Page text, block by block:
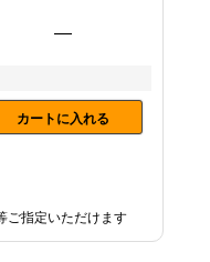
—
カートに入れる
ご指定いただけます